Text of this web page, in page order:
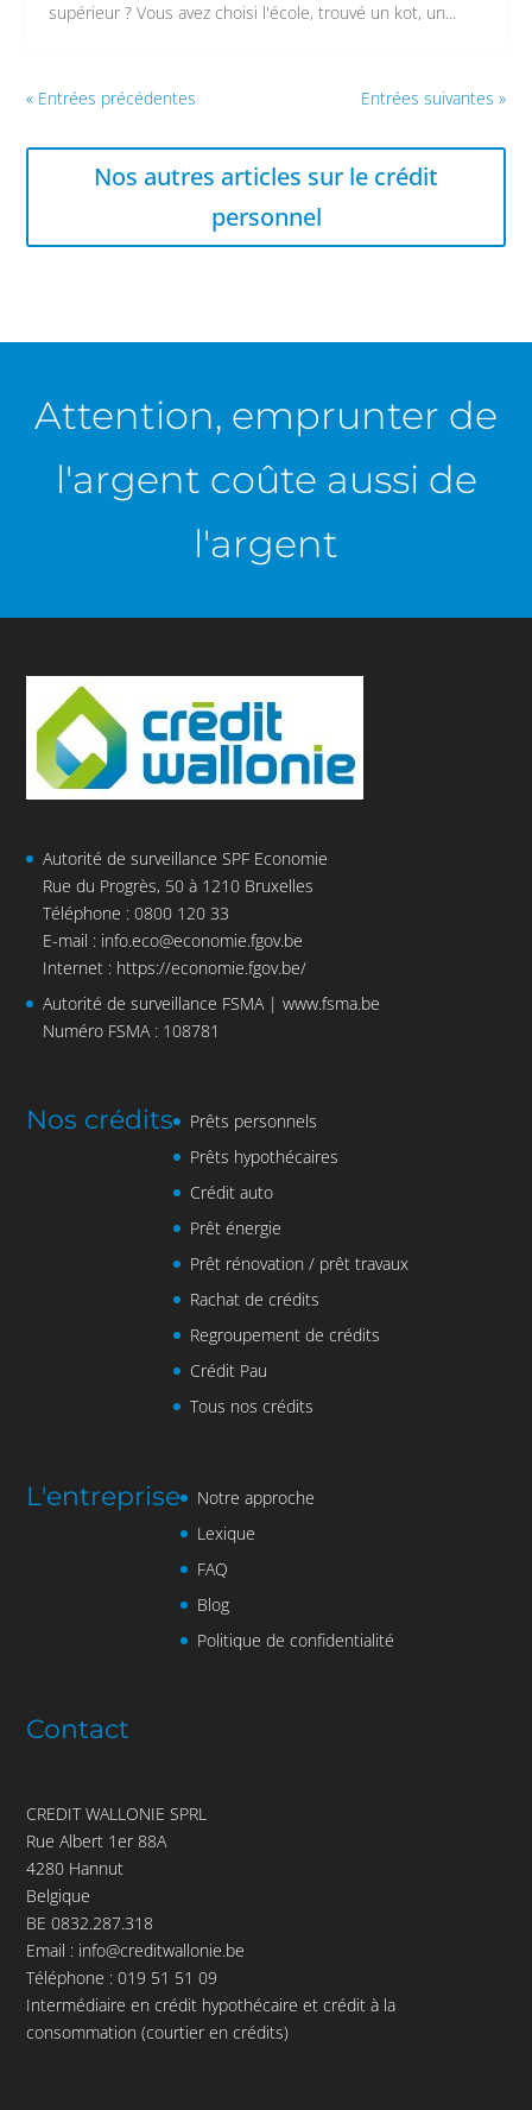
supérieur ? Vous avez choisi l'école, trouvé un kot, un...
« Entrées précédentes Entrées suivantes »
Nos autres articles sur le crédit
personnel
Attention, emprunter de
l'argent coûte aussi de
l'argent
Autorité de surveillance SPF Economie
Rue du Progrès, 50 à 1210 Bruxelles
Téléphone : 0800 120 33
E-mail : info.eco@economie.fgov.be
Internet : https://economie.fgov.be/
Autorité de surveillance FSMA |www.fsma.be
Numéro FSMA : 108781
Nos crédits
Prêts personnels
Prêts hypothécaires
Crédit auto
Prêt énergie
Prêt rénovation / prêt travaux
Rachat de crédits
Regroupement de crédits
Crédit Pau
Tous nos crédits
L'entreprise
Notre approche
Lexique
FAQ
Blog
Politique de confidentialité
Contact
CREDIT WALLONIE SPRL
Rue Albert 1er 88A
4280 Hannut
Belgique
BE 0832.287.318
Email : info@creditwallonie.be
Téléphone :019 51 51 09
Intermédiaire en crédit hypothécaire et crédit à la
consommation (courtier en crédits)